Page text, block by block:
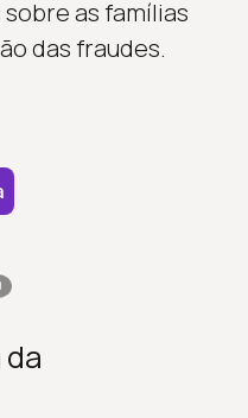
as famílias
das fraudes.